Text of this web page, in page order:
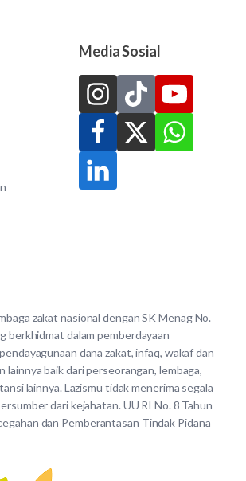
zakat nasional dengan SK Menag No.
berkhidmat dalam pemberdayaan
dana zakat, infaq, wakaf dan
lainnya baik dari perseorangan, lembaga,
lainnya. Lazismu tidak menerima segala
dari kejahatan. UU RI No. 8 Tahun
dan Pemberantasan Tindak Pidana
Media Sosial